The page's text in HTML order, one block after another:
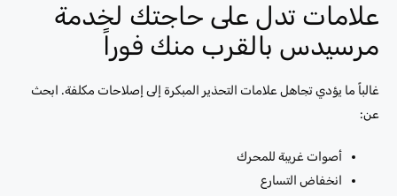
علامات تدل على حاجتك لخدمة
مرسيدس بالقرب منك فوراً
غالباً ما يؤدي تجاهل علامات التحذير المبكرة إلى إصلاحات مكلفة. ابحث
عن:
أصوات غريبة للمحرك
انخفاض التسارع